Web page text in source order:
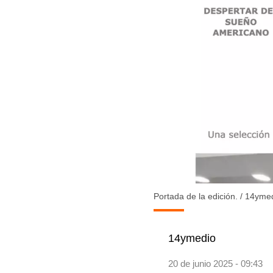
Portada de la edición. /
14ymedio
20 de junio 2025 - 09:43